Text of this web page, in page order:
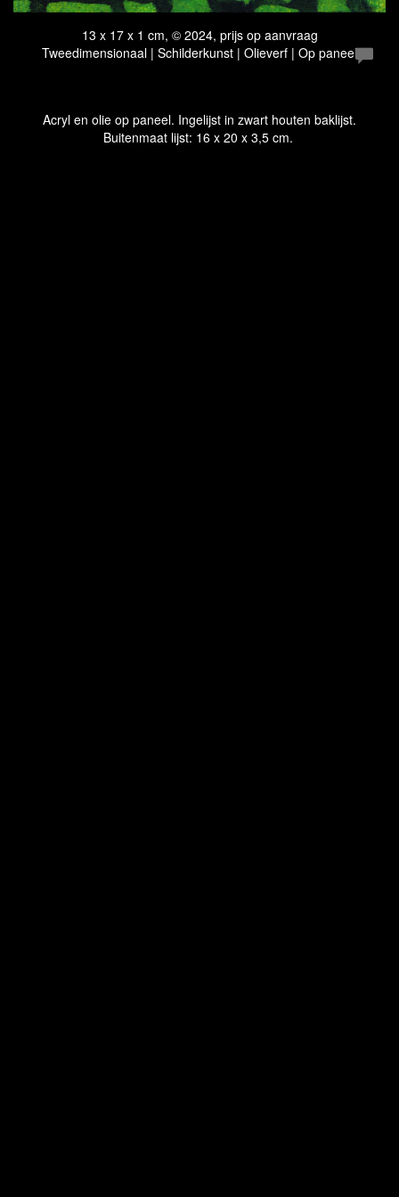
13 x 17 x 1 cm, © 2024, prijs op aanvraag
Tweedimensionaal | Schilderkunst | Olieverf | Op paneel
Acryl en olie op paneel. Ingelijst in zwart houten baklijst.
Buitenmaat lijst: 16 x 20 x 3,5 cm.